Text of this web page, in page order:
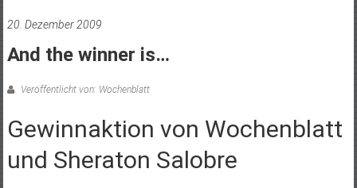
20. Dezember 2009
And the winner is…
Veröffentlicht von: Wochenblatt
Gewinnaktion von Wochenblatt
und Sheraton Salobre